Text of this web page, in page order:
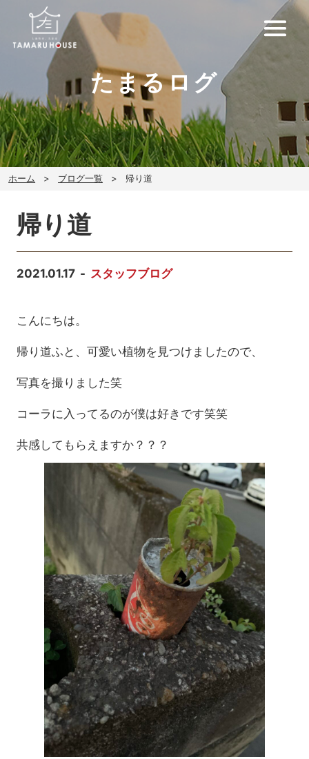
たまるログ
ホーム ブログ一覧 帰り道
帰り道
2021.01.17 スタッフブログ
こんにちは。
帰り道ふと、可愛い植物を見つけましたので、
写真を撮りました笑
コーラに入ってるのが僕は好きです笑笑
共感してもらえますか？？？